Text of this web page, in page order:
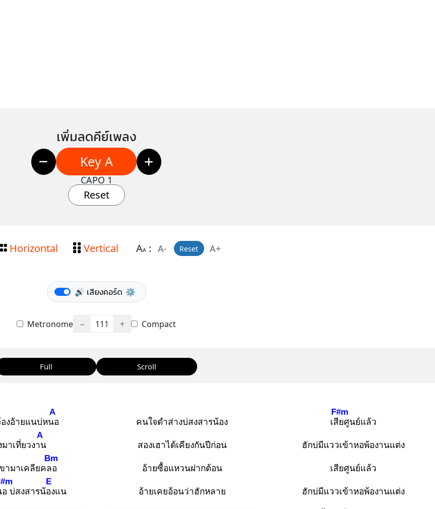
เพิ่มลดคีย์เพลง
Key A
CAPO 1
Reset
Horizontal Vertical AA: A- Reset A+
🔊 เสียงคอร์ด ⚙️
Metronome − 111 + Compact
Full Scroll
งอ้ายแนบ่หนอ
A
าเที่ยวงาน
A
ขามาเคลียคลอ
Bm
บ่สงสารน้อง
E
แน
คนใจดำส่างบ่สงสารน้อง
สองเฮาได้เคียงกันปีก่อน
อ้ายซื้อแหวนฝากต้อน
อ้ายเคยอ้อนว่าฮักหลาย
เสีย
F#m
ศูนย์แล้ว
ฮักบ่มีแววเข้าหอพ้องานแต่ง
เสียศูนย์แล้ว
ฮักบ่มีแววเข้าหอพ้องานแต่ง